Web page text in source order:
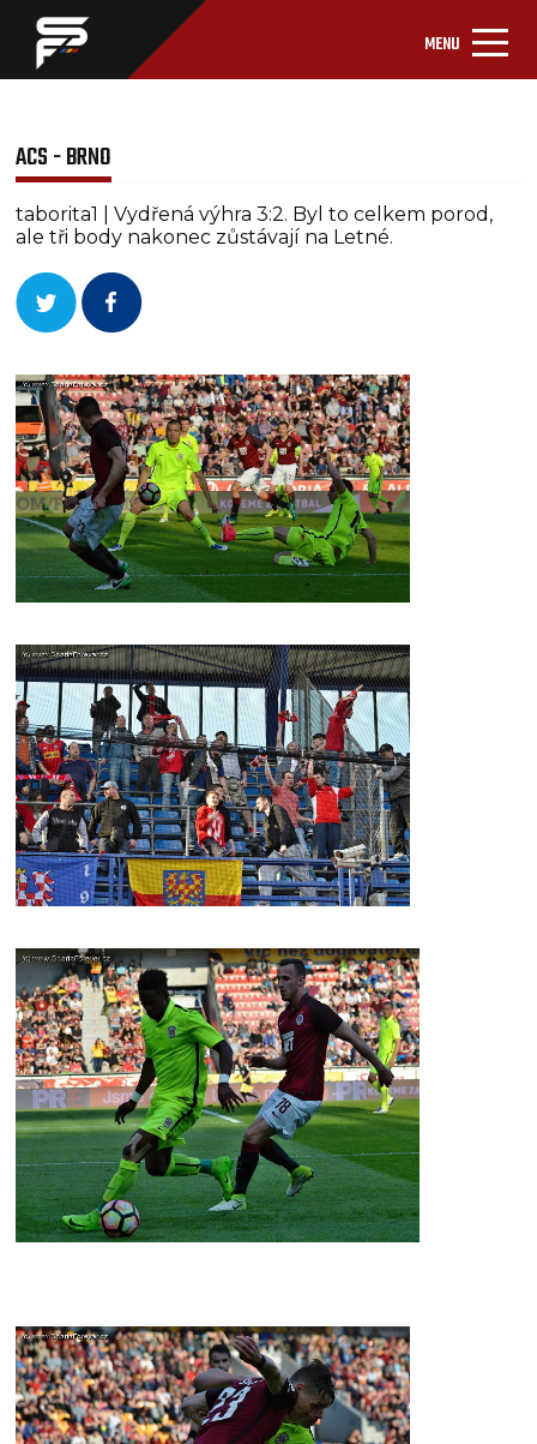
MENU
ACS - BRNO
taborita1 | Vydřená výhra 3:2. Byl to celkem porod,
ale tři body nakonec zůstávají na Letné.